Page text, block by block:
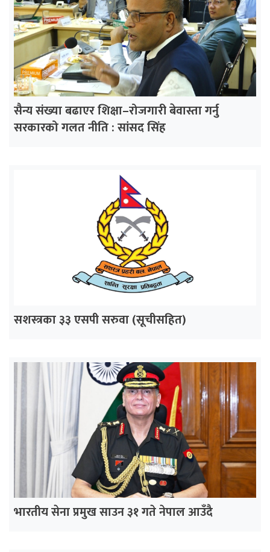
सैन्य संख्या बढाएर शिक्षा–रोजगारी बेवास्ता गर्नु
सरकारको गलत नीति : सांसद सिंह
सशस्त्रका ३३ एसपी सरुवा (सूचीसहित)
भारतीय सेना प्रमुख साउन ३१ गते नेपाल आउँदै